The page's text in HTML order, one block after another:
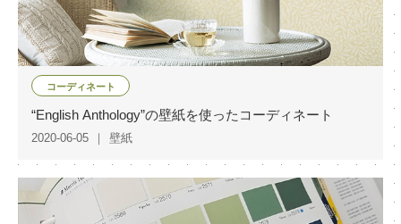
コーディネート
“English Anthology”の壁紙を使ったコーディネート
2020-06-05 壁紙